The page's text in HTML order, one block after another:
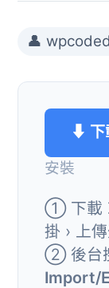
👤
⬇ 下
安裝
① 下載
掛 › 上傳
② 後台
Import/